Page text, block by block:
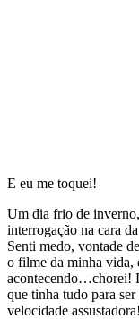
E eu me toquei!
Um dia frio de
interrogação na cara
Senti medo, vontade
o filme da minha vida,
acontecendo…chorei!
que tinha tudo para
velocidade assustadora!